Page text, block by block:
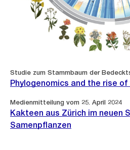
Studie zum Stammbaum der
Externer
Link:
Phylogenomics and the rise
Medienmitteilung vom 25. April 2024
Kakteen aus Zürich im neuen
Samenpflanzen